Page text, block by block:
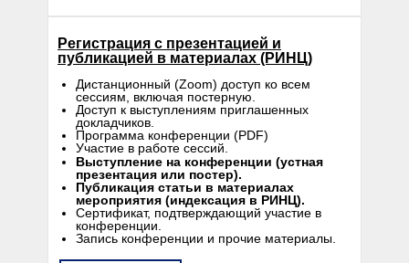
Выступление на конференции (устная
презентация или постер).
Публикация статьи в материалах
мероприятия (индексация в РИНЦ).
Сертификат, подтверждающий участие в
конференции.
Запись конференции и прочие материалы.
Дистанционный (Zoom) доступ ко всем
сессиям, включая постерную.
Доступ к выступлениям приглашенных
докладчиков.
Программа конференции (PDF)
Участие в работе сессий.
Регистрация c презентацией и
публикацией в материалах (РИНЦ)